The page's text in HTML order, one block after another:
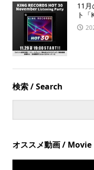
11月
ト
検索 / Search
オススメ動画 / Movie